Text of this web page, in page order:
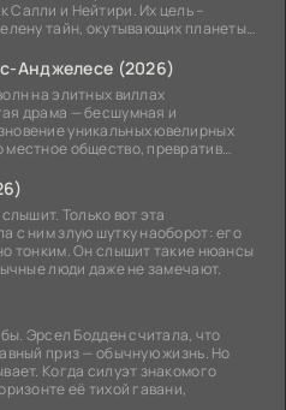
Салли и Нейтири. Их цель –
тайн, окутывающих планеты
Анджелесе (2026)
на элитных виллах
драма — бесшумная и
уникальных ювелирных
местное общество, превратив
Только вот эта
с ним злую шутку наоборот: его
тонким. Он слышит такие нюансы
люди даже не замечают.
Эрсел Бодден считала, что
приз — обычную жизнь. Но
Когда силуэт знакомого
её тихой гавани,